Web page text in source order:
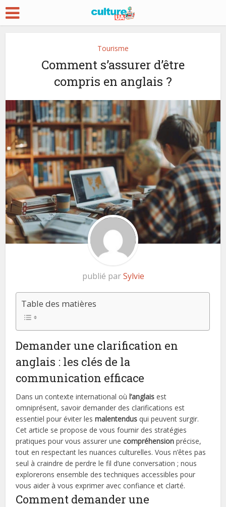
Tourisme
Comment s’assurer d’être
compris en anglais ?
publié parSylvie
Table des matières
Demander une clarification en
anglais : les clés de la
communication efficace
Dans un contexte international oùl’anglais est
omniprésent, savoir demander des clarifications est
essentiel pour éviter lesmalentendus qui peuvent surgir.
Cet article se propose de vous fournir des stratégies
pratiques pour vous assurer unecompréhension précise,
tout en respectant les nuances culturelles. Vous n’êtes pas
seul à craindre de perdre le fil d’une conversation ; nous
explorerons ensemble des techniques accessibles pour
vous aider à vous exprimer avec confiance et clarté.
Comment demander une